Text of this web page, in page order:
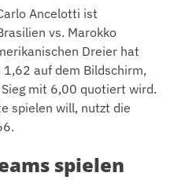
Ancelotti ist
vs. Marokko
Dreier hat
auf dem Bildschirm,
mit 6,00 quotiert wird.
spielen will, nutzt die
spielen